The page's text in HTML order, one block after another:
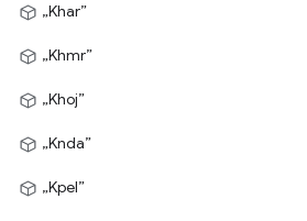
„Khar”
„Khmr”
„Khoj”
„Knda”
„Kpel”